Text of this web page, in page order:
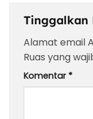
Tinggalkan
Alamat email
Ruas yang
Komentar *